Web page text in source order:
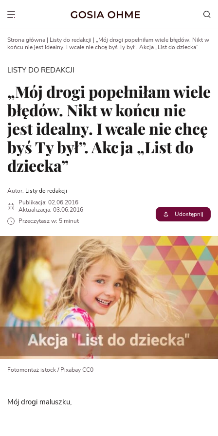
Show menu
Strona główna Listy do redakcji
„Mój drogi popełniłam wiele błędów. Nikt w
końcu nie jest idealny. I wcale nie chcę byś Ty był”. Akcja „List do dziecka”
LISTY DO REDAKCJI
„Mój drogi popełniłam wiele
błędów. Nikt w końcu nie
jest idealny. I wcale nie chcę
byś Ty był”. Akcja „List do
dziecka”
Autor:
Listy do redakcji
Publikacja: 02.06.2016
Aktualizacja: 03.06.2016
Przeczytasz w: 5 minut
Udostępnij
Fotomontaż istock / Pixabay CC0
Mój drogi maluszku,